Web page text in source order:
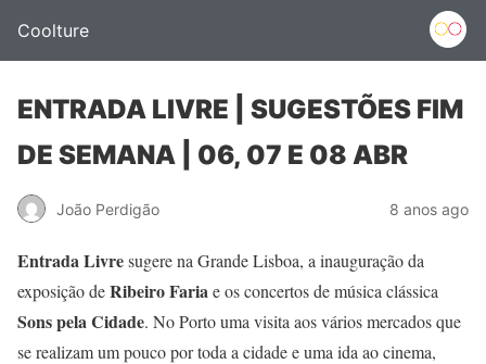
Coolture
ENTRADA LIVRE | SUGESTÕES FIM
DE SEMANA | 06, 07 E 08 ABR
João Perdigão 8 anos ago
Entrada Livresugere na Grande Lisboa, a inauguração da
exposição deRibeiro Fariae os concertos de música clássica
Sons pela Cidade. No Porto uma visita aos vários mercados que
se realizam um pouco por toda a cidade e uma ida ao cinema,